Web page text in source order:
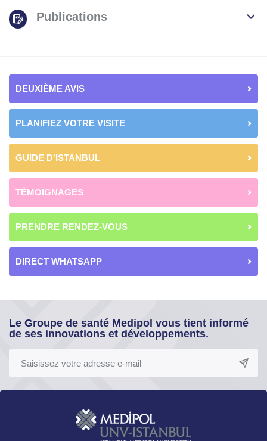
Publications
DEUXIÈME AVIS
PLANIFIEZ VOTRE VISITE
GUIDE D'ISTANBUL
TÉMOIGNAGES
PRENDRE RENDEZ-VOUS
DIRECT WHATSAPP
Le Groupe de santé Medipol vous tient informé
de ses innovations et développements.